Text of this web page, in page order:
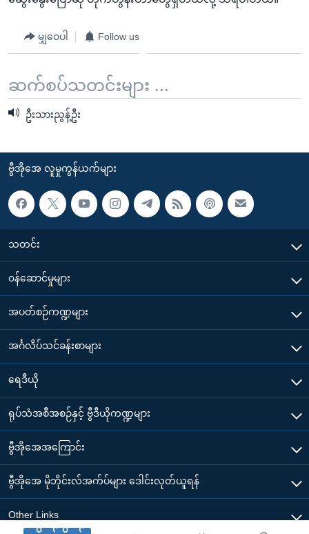
မျှဝေပါ Follow us
ဆက်စပ်သတင်းများ ...
ဦးသားညွန့်ဦး
ဗွီအိုအေ လူမှုကွန်ယက်များ
သတင်း
၀န်ဆောင်မှုများ
အပတ်စဉ်ကဏ္ဍများ
အင်္ဂလိပ်သင်ခန်းစာများ
ရေဒီယို
ရုပ်သံအစီအစဉ်နှင့် ဗွီဒီယိုကဏ္ဍများ
ဗွီအိုအေအကြောင်း
ဗွီအိုအေ မိုဘိုင်းလ်အက်ပ်များ ဒေါင်းလုတ်ယူရန်
Other Links